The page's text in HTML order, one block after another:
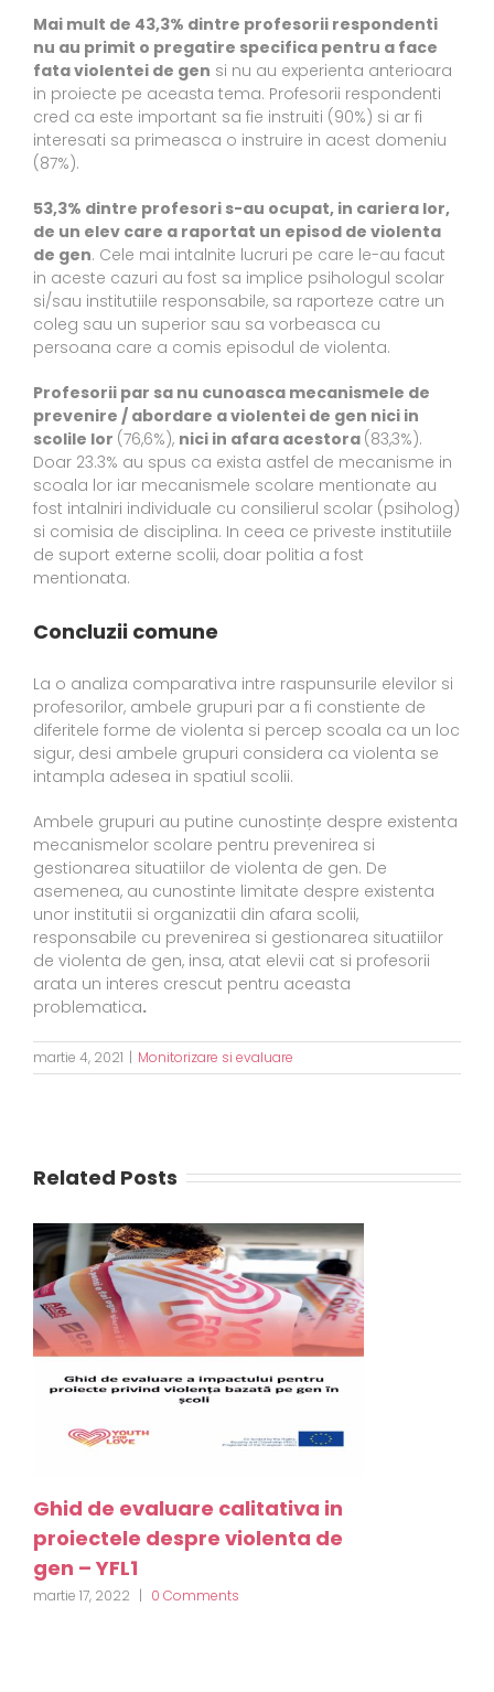
Mai mult de 43,3% dintre profesorii respondenti
nu au primit o pregatire specifica pentru a face
fata violentei de gen si nu au experienta anterioara
in proiecte pe aceasta tema. Profesorii respondenti
cred ca este important sa fie instruiti (90%) si ar fi
interesati sa primeasca o instruire in acest domeniu
(87%).
53,3% dintre profesori s-au ocupat, in cariera lor,
de un elev care a raportat un episod de violenta
de gen. Cele mai intalnite lucruri pe care le-au facut
in aceste cazuri au fost sa implice psihologul scolar
si/sau institutiile responsabile, sa raporteze catre un
coleg sau un superior sau sa vorbeasca cu
persoana care a comis episodul de violenta.
Profesorii par sa nu cunoasca mecanismele de
prevenire / abordare a violentei de gen nici in
scolile lor (76,6%), nici in afara acestora (83,3%).
Doar 23.3% au spus ca exista astfel de mecanisme in
scoala lor iar mecanismele scolare mentionate au
fost intalniri individuale cu consilierul scolar (psiholog)
si comisia de disciplina. In ceea ce priveste institutiile
de suport externe scolii, doar politia a fost
mentionata.
Concluzii comune
La o analiza comparativa intre raspunsurile elevilor si
profesorilor, ambele grupuri par a fi constiente de
diferitele forme de violenta si percep scoala ca un loc
sigur, desi ambele grupuri considera ca violenta se
intampla adesea in spatiul scolii.
Ambele grupuri au putine cunostințe despre existenta
mecanismelor scolare pentru prevenirea si
gestionarea situatiilor de violenta de gen. De
asemenea, au cunostinte limitate despre existenta
unor institutii si organizatii din afara scolii,
responsabile cu prevenirea si gestionarea situatiilor
de violenta de gen, insa, atat elevii cat si profesorii
arata un interes crescut pentru aceasta
problematica.
martie 4, 2021 | Monitorizare si evaluare
Related Posts
Ghid de evaluare calitativa in
proiectele despre violenta de
gen – YFL1
martie 17, 2022 | 0 Comments